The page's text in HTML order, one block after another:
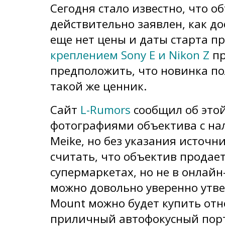
Сегодня стало известно, что
действительно заявлен, как
еще нет цены и даты старта
креплением Sony E и Nikon Z
предположить, что новинка
такой же ценник.
Сайт L-Rumors сообщил об
фотографиями объектива с
Meike, но без указания
считать, что объектив
супермаркетах, но не в
можно довольно уверенно
Mount можно будет купить
приличный автофокусный